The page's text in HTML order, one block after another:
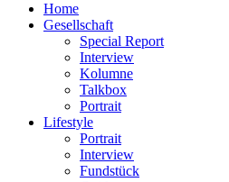
Home
Gesellschaft
Special Report
Interview
Kolumne
Talkbox
Portrait
Lifestyle
Portrait
Interview
Fundstück